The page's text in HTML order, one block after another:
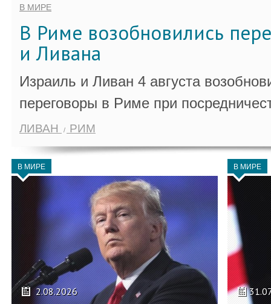
В МИРЕ
В Риме возобновились
и Ливана
Израиль и Ливан 4 августа
переговоры в Риме при
ЛИВАН РИМ
В МИРЕ
2.08.2026
В МИРЕ